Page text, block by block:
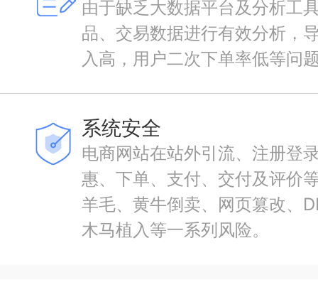
由于缺乏大数据平台及分析工
品、交易数据进行有效分析，
入高，用户二次下单率低等问
系统安全
电商网站在站外引流、注册登
惠、下单、支付、交付及评价
羊毛、黄牛倒卖、网页篡改、
木马植入等一系列风险。